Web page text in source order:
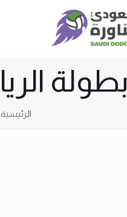
بطولة الرياض 2024 لكرة
الرئيسية